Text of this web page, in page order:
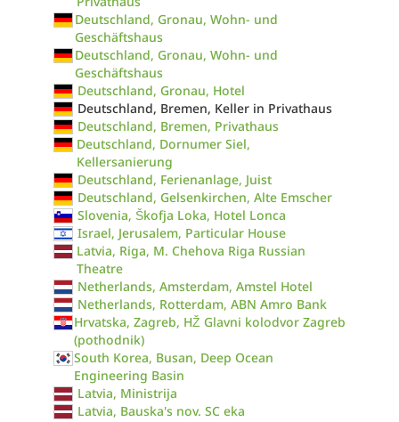
Deutschland, Gronau, Wohn- und
Geschäftshaus
Deutschland, Gronau, Wohn- und
Geschäftshaus
Deutschland, Gronau, Hotel
Deutschland, Bremen, Keller in Privathaus
Deutschland, Bremen, Privathaus
Deutschland, Dornumer Siel,
Kellersanierung
Deutschland, Ferienanlage, Juist
Deutschland, Gelsenkirchen, Alte Emscher
Slovenia, Škofja Loka, Hotel Lonca
Israel, Jerusalem, Particular House
Latvia, Riga, M. Chehova Riga Russian
Theatre
Netherlands, Amsterdam, Amstel Hotel
Netherlands, Rotterdam, ABN Amro Bank
Hrvatska, Zagreb, HŽ Glavni kolodvor Zagreb
(pothodnik)
South Korea, Busan, Deep Ocean
Engineering Basin
Latvia, Ministrija
Latvia, Bauska's nov. SC eka